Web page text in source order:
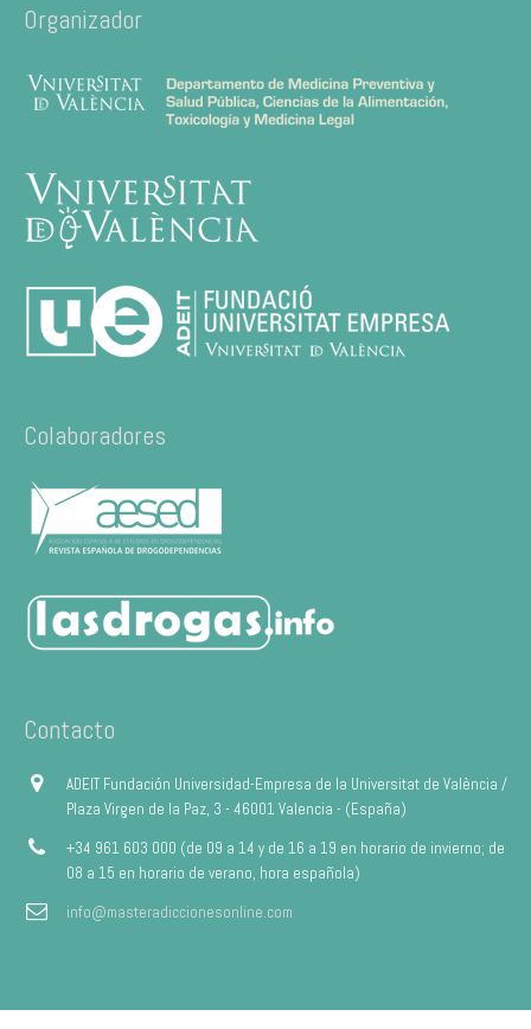
Organizador
Colaboradores
Contacto
ADEIT Fundación Universidad-Empresa de la Universitat de València /
Plaza Virgen de la Paz, 3 - 46001 Valencia - (España)
+34 961 603 000 (de 09 a 14 y de 16 a 19 en horario de invierno; de
08 a 15 en horario de verano, hora española)
info@masteradiccionesonline.com